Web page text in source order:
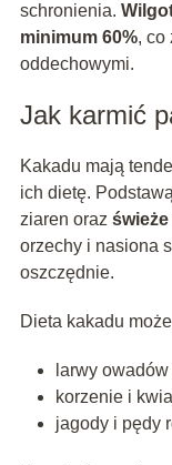
schronienia.
minimum 60%, co
oddechowymi.
Jak karmić
Kakadu mają
ich dietę.
ziaren oraz
orzechy i nasiona
oszczędnie.
Dieta kakadu
larwy owadów
korzenie i
jagody i pędy